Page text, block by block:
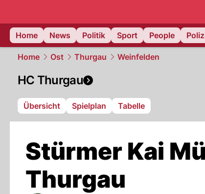
Home
News Politik Sport People
Home Ost Thurgau Weinfelden
HC Thurgau
Übersicht Spielplan Tabelle
Stürmer Kai
Thurgau